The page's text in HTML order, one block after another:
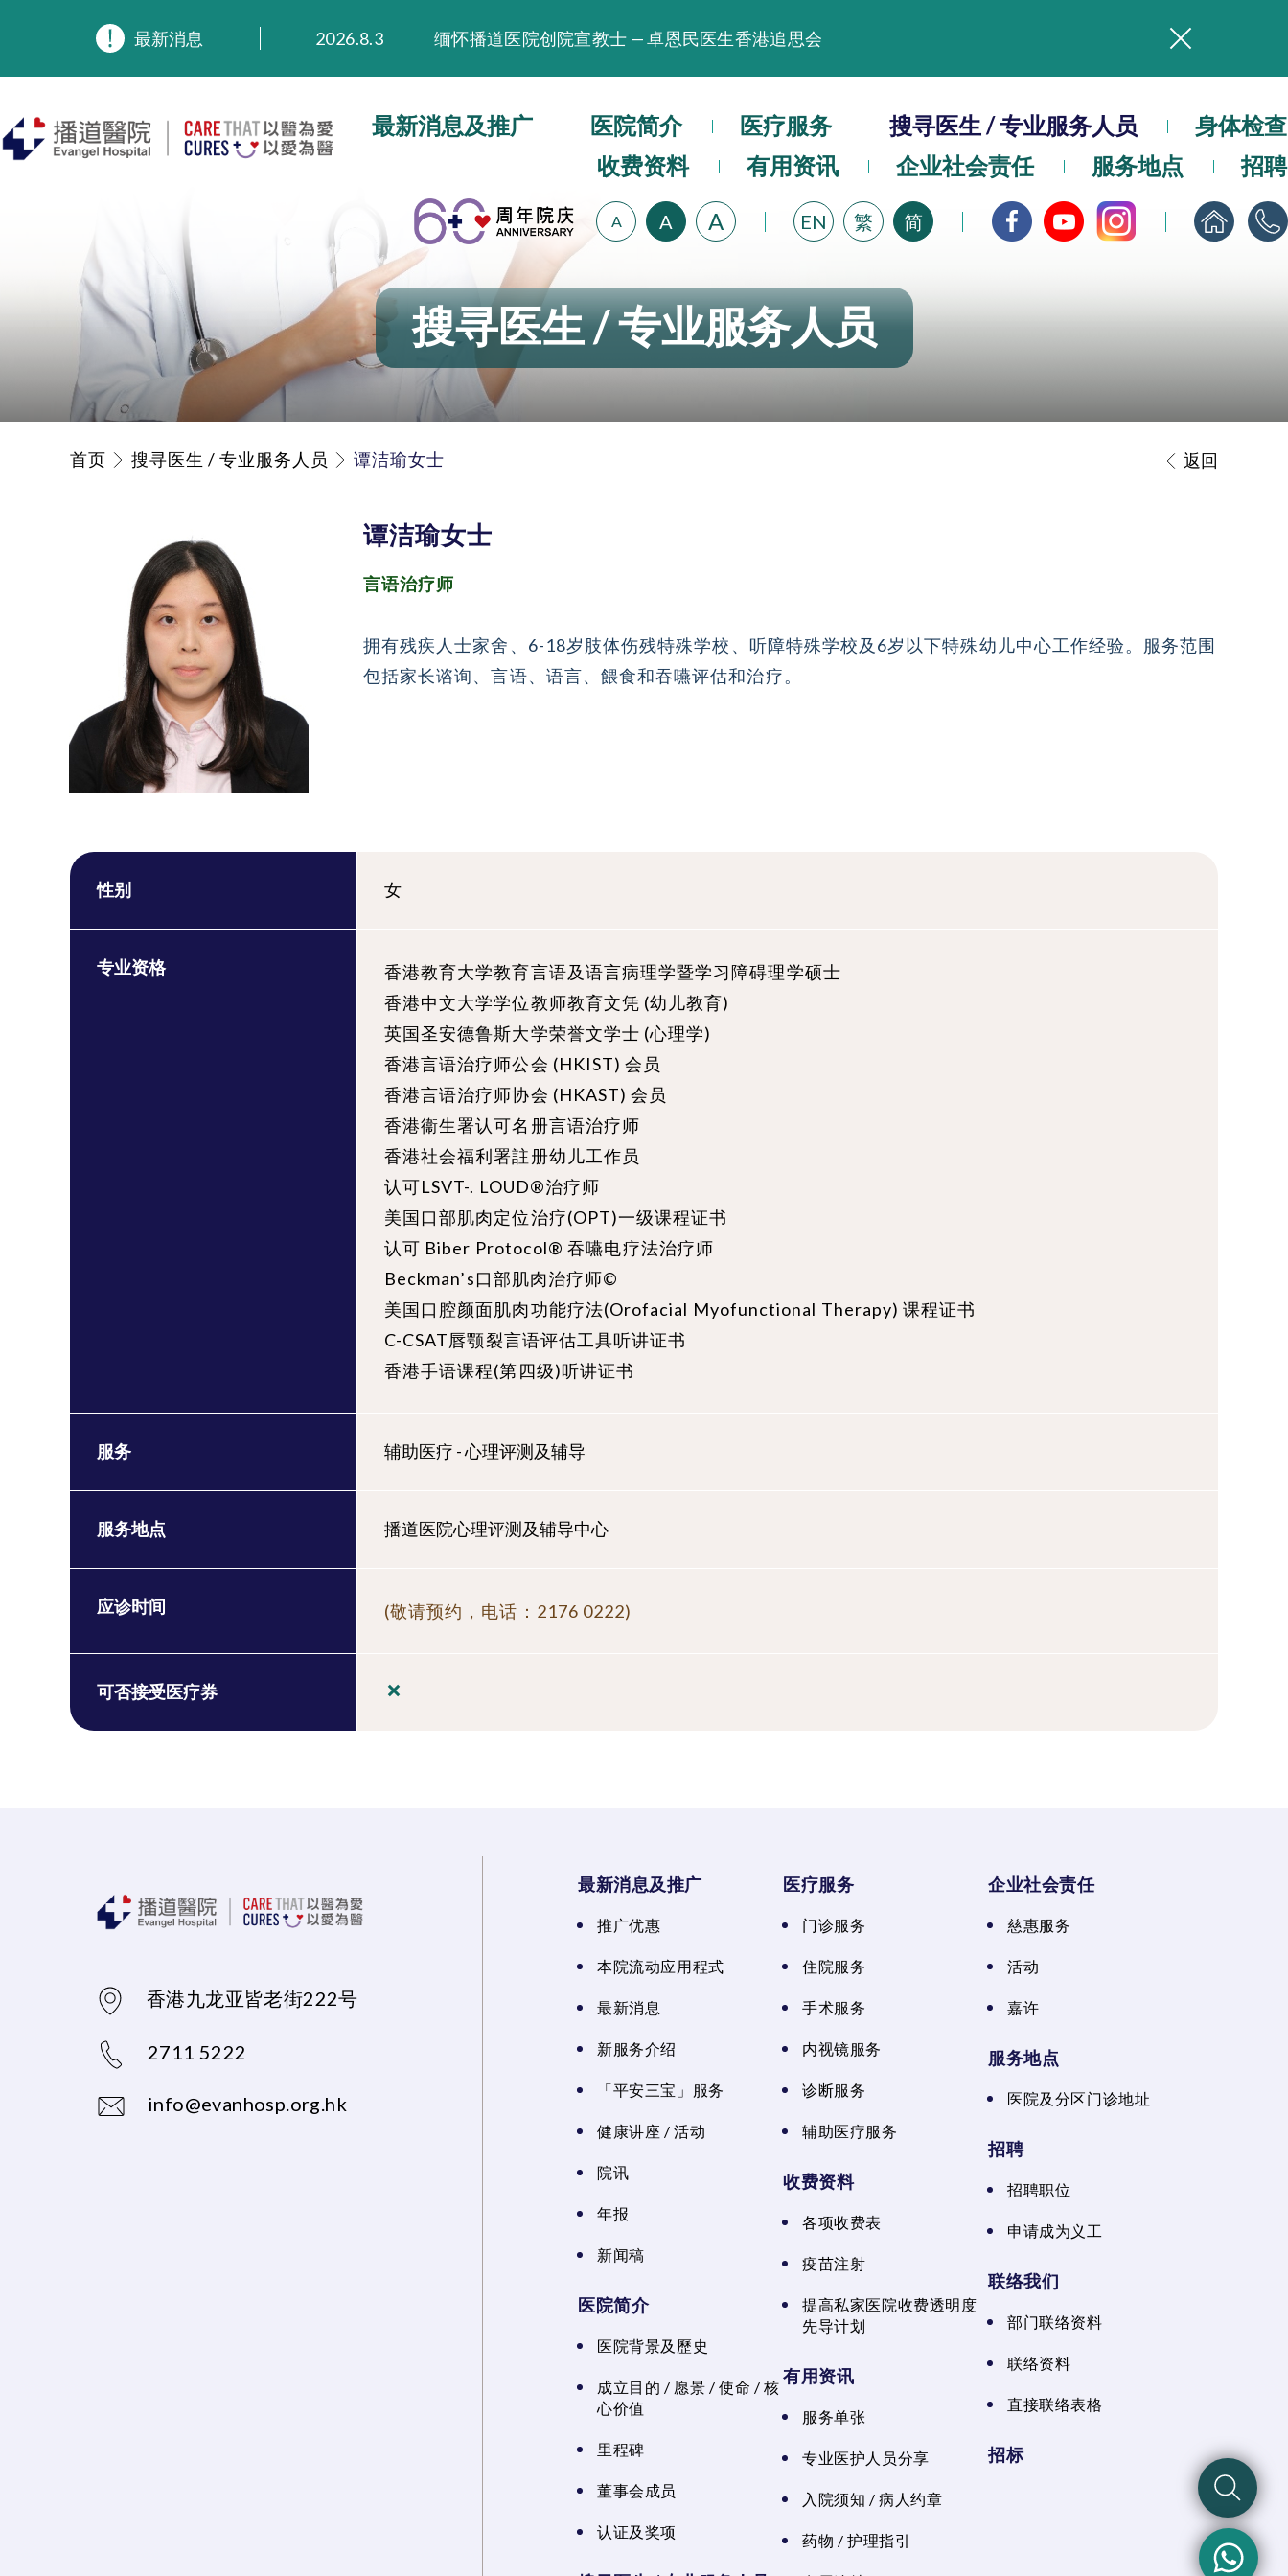
最新消息 2026.8.3
缅怀播道医院创院宣教士 — 卓恩民医生香港追思会
2025.9.23
本院在暴雨或台风警告信号 (包括黑色暴雨及8号或以上热带气旋警告信号) 下，仍会维持有限度服务。如有查询，可致电2711 5222。
2025.8.4
播道医院体检服务获客户正面评价
播道医院手机App已推出查阅病歷记录及求诊资料功能，请即下载
最新消息及推广 医院简介 医疗服务 搜寻医生 / 专业服务人员
身体检查
收费资料
有用资讯 企业社会责任 服务地点 招聘
A A A EN 繁 简
搜寻医生 / 专业服务人员
首页 搜寻医生 / 专业服务人员 谭洁瑜女士 返回
谭洁瑜女士
言语治疗师
拥有残疾人士家舍、6-18岁肢体伤残特殊学校、听障特殊学校及6岁以下特殊幼儿中心工作经验。服务范围
包括家长谘询、言语、语言、餵食和吞嚥评估和治疗。
性别 女
专业资格
香港教育大学教育言语及语言病理学暨学习障碍理学硕士
香港中文大学学位教师教育文凭 (幼儿教育)
英国圣安德鲁斯大学荣誉文学士 (心理学)
香港言语治疗师公会 (HKIST) 会员
香港言语治疗师协会 (HKAST) 会员
香港衞生署认可名册言语治疗师
香港社会福利署註册幼儿工作员
认可LSVT-. LOUD®治疗师
美国口部肌肉定位治疗(OPT)一级课程证书
认可 Biber Protocol®️ 吞嚥电疗法治疗师
Beckman’s口部肌肉治疗师©
美国口腔颜面肌肉功能疗法(Orofacial Myofunctional Therapy) 课程证书
C-CSAT唇颚裂言语评估工具听讲证书
香港手语课程(第四级)听讲证书
服务 辅助医疗 - 心理评测及辅导
服务地点 播道医院心理评测及辅导中心
应诊时间 (敬请预约，电话：2176 0222)
可否接受医疗券
香港九龙亚皆老街222号
2711 5222
info@evanhosp.org.hk
最新消息及推广
推广优惠
本院流动应用程式
最新消息
新服务介绍
「平安三宝」服务
健康讲座 / 活动
院讯
年报
新闻稿
医院简介
医院背景及歷史
成立目的 / 愿景 / 使命 / 核
心价值
里程碑
董事会成员
认证及奖项
医疗服务
门诊服务
住院服务
手术服务
内视镜服务
诊断服务
辅助医疗服务
收费资料
各项收费表
疫苗注射
提高私家医院收费透明度
先导计划
有用资讯
服务单张
专业医护人员分享
入院须知 / 病人约章
药物 / 护理指引
企业社会责任
慈惠服务
活动
嘉许
服务地点
医院及分区门诊地址
招聘
招聘职位
申请成为义工
联络我们
部门联络资料
联络资料
直接联络表格
招标